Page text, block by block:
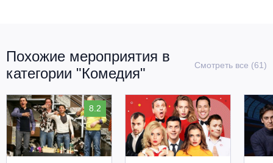
Похожие мероприятия в
категории "Комедия"
Смотреть все (61)
8.2